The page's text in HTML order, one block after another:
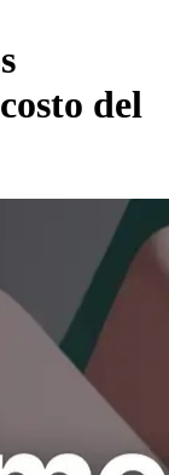
del